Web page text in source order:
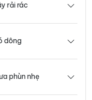
rải rác
dông
phùn nhẹ